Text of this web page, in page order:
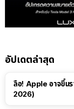
อัปเดตล่าสุด
ลือ! Apple อาจขึ้นร
2026)